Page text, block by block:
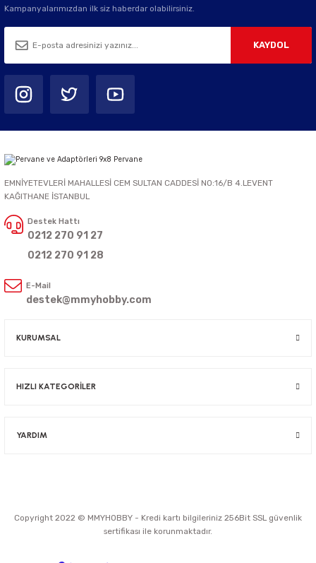
Kampanyalarımızdan ilk siz haberdar olabilirsiniz.
KAYDOL
EMNİYETEVLERİ MAHALLESİ CEM SULTAN CADDESİ NO:16/B 4.LEVENT
KAĞITHANE İSTANBUL
Destek Hattı
0212 270 91 27
0212 270 91 28
E-Mail
destek@mmyhobby.com
KURUMSAL
HIZLI KATEGORİLER
YARDIM
Copyright 2022 © MMYHOBBY - Kredi kartı bilgileriniz 256Bit SSL güvenlik
sertifikası ile korunmaktadır.